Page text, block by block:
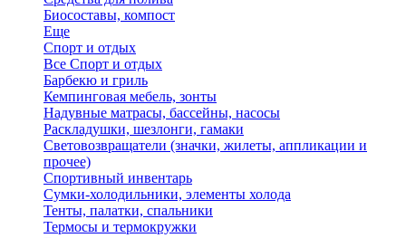
Биосоставы, компост
Еще
Спорт и отдых
Все Спорт и отдых
Барбекю и гриль
Кемпинговая мебель, зонты
Надувные матрасы, бассейны, насосы
Раскладушки, шезлонги, гамаки
Световозвращатели (значки, жилеты, аппликации и
прочее)
Спортивный инвентарь
Сумки-холодильники, элементы холода
Тенты, палатки, спальники
Термосы и термокружки